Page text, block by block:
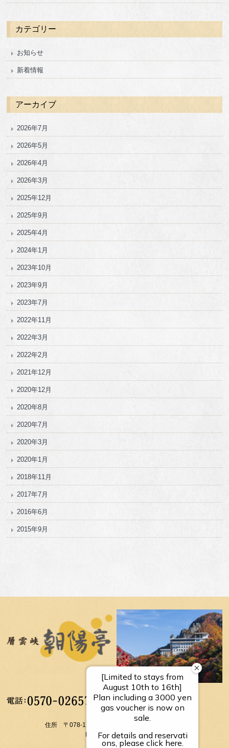
カテゴリー
お知らせ
新着情報
アーカイブ
2026年7月
2026年5月
2026年4月
2026年3月
2025年12月
2025年9月
2025年4月
2024年1月
2023年10月
2023年9月
2023年7月
2022年11月
2022年3月
2022年2月
2021年12月
2020年12月
2020年8月
2020年7月
2020年3月
2020年1月
2018年11月
2017年7月
2016年6月
2015年9月
【受付時間】
10：00～17：00
住所 〒078-1795 北海道上川郡上川町層雲峡温泉
FAX： 01658-5-3054